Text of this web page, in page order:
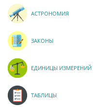
АСТРОНОМИЯ
ЗАКОНЫ
ЕДИНИЦЫ ИЗМЕРЕНИЙ
ТАБЛИЦЫ